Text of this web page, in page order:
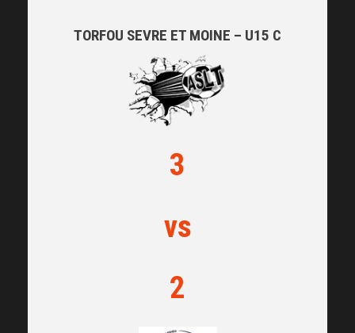
TORFOU SEVRE ET MOINE – U15 C
3
vs
2